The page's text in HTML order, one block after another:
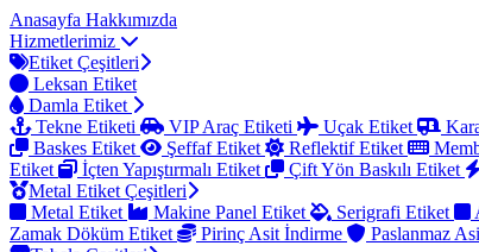
Anasayfa Hakkımızda
Hizmetlerimiz
Etiket Çeşitleri
Leksan Etiket
Damla Etiket
Tekne Etiketi
VIP Araç Etiketi Uçak Etiket
Baskes Etiket
Şeffaf Etiket Reflektif Etiket
Etiket
İçten Yapıştırmalı Etiket Çift Yön Baskılı Etiket
Metal Etiket Çeşitleri
Metal Etiket
Makine Panel Etiket Serigrafi Etiket
Zamak Döküm Etiket
Pirinç Asit İndirme Paslanmaz